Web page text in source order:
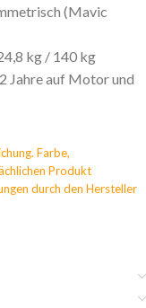
(Mavic
kg / 140 kg
Jahre auf Motor und
Farbe,
Produkt
durch den Hersteller